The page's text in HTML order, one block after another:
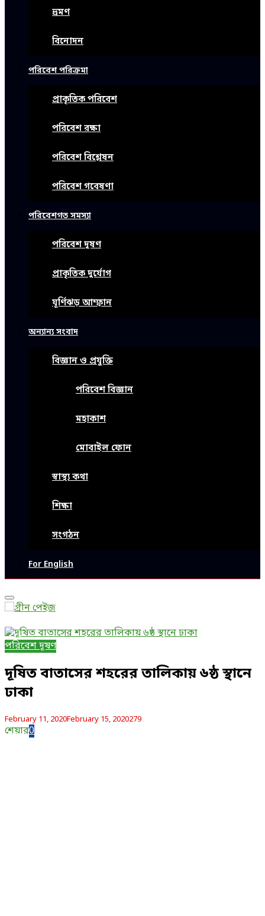
ভ্রমণ
বিনোদন
পরিবেশ পরিক্রমা
প্রাকৃতিক পরিবেশ
পরিবেশ রক্ষা
পরিবেশ বিশ্লেষন
পরিবেশ গবেষণা
পরিবেশগত সমস্যা
পরিবেশ দূষণ
প্রাকৃতিক দুর্যোগ
ঘূর্ণিঝড় আম্ফান
অন্যান্য সংবাদ
বিজ্ঞান ও প্রযুক্তি
পরিবেশ বিজ্ঞান
মহাকাশ
মোবাইল ফোন
স্বাস্থ্য কথা
শিক্ষা
সংগঠন
For English
Primary
Menu
পরিবেশ দূষণ
দূষিত বাতাসের শহরের তালিকায় ৬ষ্ঠ স্থানে
ঢাকা
February 11, 2020February 15, 2020279
শেয়ার0